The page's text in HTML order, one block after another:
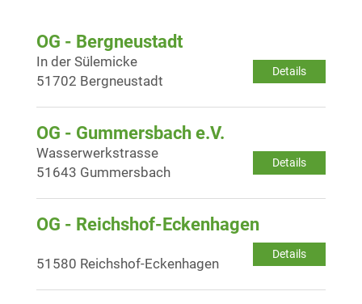
OG - Bergneustadt
Details
In der Sülemicke
51702 Bergneustadt
OG - Gummersbach e.V.
Details
Wasserwerkstrasse
51643 Gummersbach
OG - Reichshof-Eckenhagen
Details
51580 Reichshof-Eckenhagen